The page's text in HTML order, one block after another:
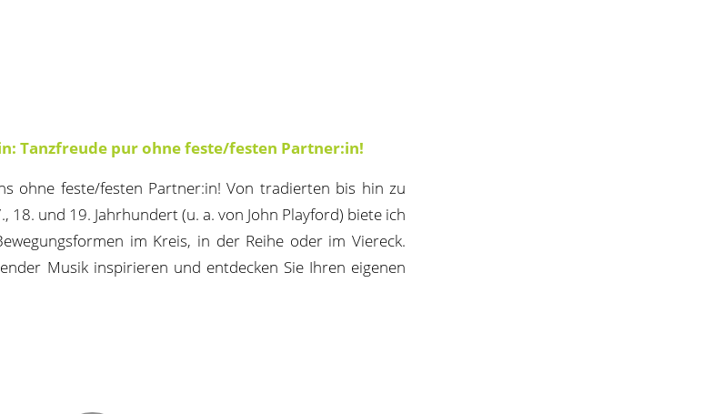
Tanzfreude pur ohne feste/festen Partner:in!
ohne feste/festen Partner:in! Von tradierten bis hin zu
18. und 19. Jahrhundert (u. a. von John Playford) biete ich
im Kreis, in der Reihe oder im Viereck.
Musik inspirieren und entdecken Sie Ihren eigenen